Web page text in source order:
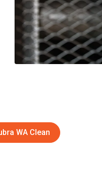
WA Clean